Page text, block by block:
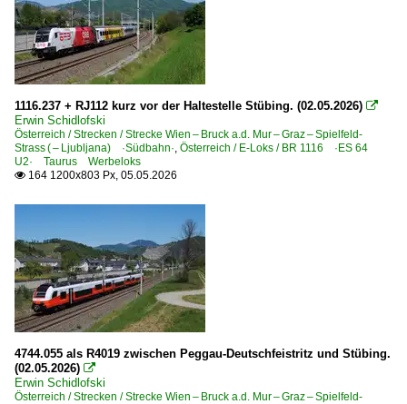
1116.237 + RJ112 kurz vor der Haltestelle Stübing. (02.05.2026) 
Erwin Schidlofski
Österreich / Strecken / Strecke Wien – Bruck a.d. Mur – Graz – Spielfeld-
Strass ( – Ljubljana) ·Südbahn· Österreich / E-Loks / BR 1116 ·ES 64
U2· Taurus Werbeloks
 164 1200x803 Px, 05.05.2026
4744.055 als R4019 zwischen Peggau-Deutschfeistritz und Stübing.
(02.05.2026) 
Erwin Schidlofski
Österreich / Strecken / Strecke Wien – Bruck a.d. Mur – Graz – Spielfeld-